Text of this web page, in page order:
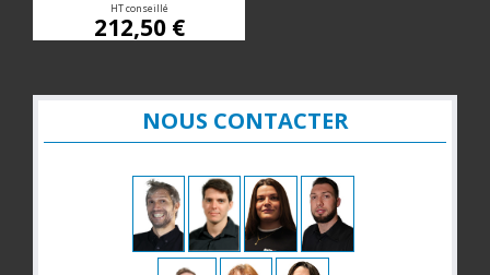
HT conseillé
212,50 €
NOUS CONTACTER